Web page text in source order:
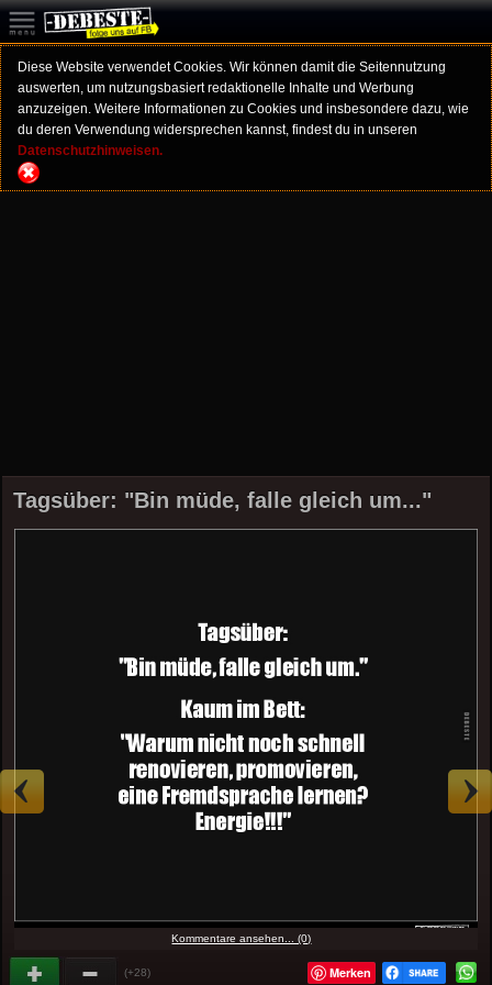
Diese Website verwendet Cookies. Wir können damit die Seitennutzung
auswerten, um nutzungsbasiert redaktionelle Inhalte und Werbung
anzuzeigen. Weitere Informationen zu Cookies und insbesondere dazu, wie
du deren Verwendung widersprechen kannst, findest du in unseren
Datenschutzhinweisen.
Tagsüber: "Bin müde, falle gleich um..."
Kommentare ansehen... (0)
(+28) Merken